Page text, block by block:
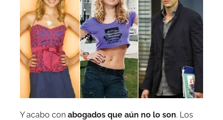
Y acabo con abogados que aún no lo son. Los